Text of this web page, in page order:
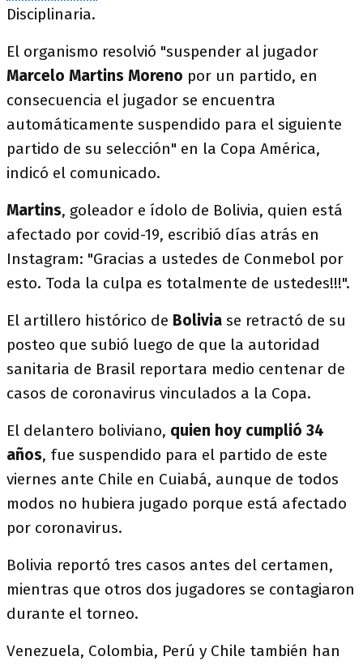
Disciplinaria.
El organismo resolvió "suspender al jugador
Marcelo Martins Moreno por un partido, en
consecuencia el jugador se encuentra
automáticamente suspendido para el siguiente
partido de su selección" en la Copa América,
indicó el comunicado.
Martins, goleador e ídolo de Bolivia, quien está
afectado por covid-19, escribió días atrás en
Instagram: "Gracias a ustedes de Conmebol por
esto. Toda la culpa es totalmente de ustedes!!!".
El artillero histórico de Bolivia se retractó de su
posteo que subió luego de que la autoridad
sanitaria de Brasil reportara medio centenar de
casos de coronavirus vinculados a la Copa.
El delantero boliviano, quien hoy cumplió 34
años, fue suspendido para el partido de este
viernes ante Chile en Cuiabá, aunque de todos
modos no hubiera jugado porque está afectado
por coronavirus.
Bolivia reportó tres casos antes del certamen,
mientras que otros dos jugadores se contagiaron
durante el torneo.
Venezuela, Colombia, Perú y Chile también han